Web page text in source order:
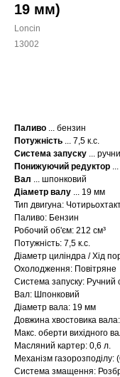
19 мм)
Loncin
13002
Паливо ... бензин
Потужність ... 7,5 к.с.
Система запуску ...
Понижуючий редуктор
Вал ... шпонковий
Діаметр валу ... 19 мм
Тип двигуна:
Паливо: Бензин
Робочий об'єм: 212 см³
Потужність: 7,5 к.с.
Діаметр циліндра / Хід
Охолодження: Повітряне
Система запуску: Ручний
Вал: Шпонковий
Діаметр вала: 19 мм
Довжина хвостовика
Макс. оберти вихідного
Масляний картер: 0,6 л.
Механізм
Система змащення: